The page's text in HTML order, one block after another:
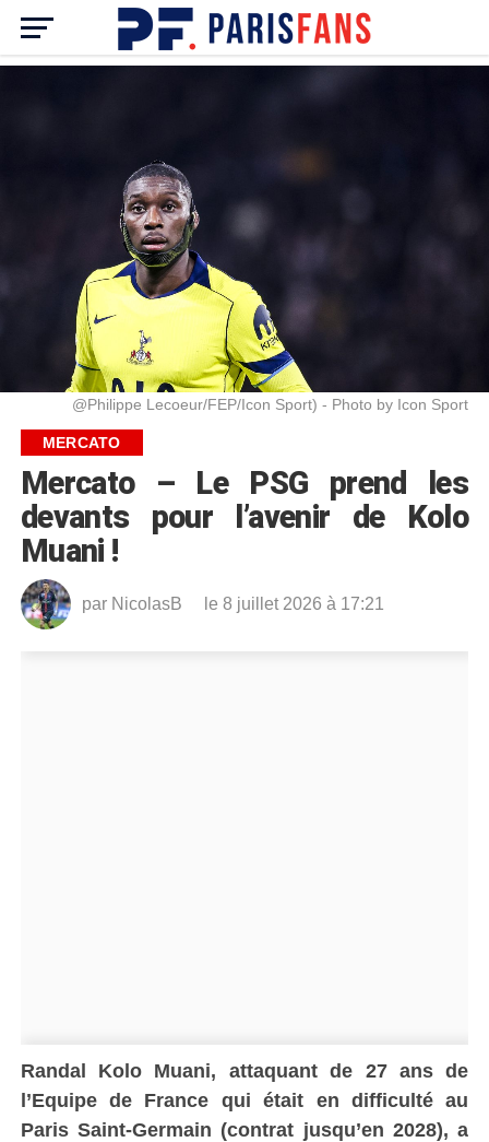
@Philippe Lecoeur/FEP/Icon Sport) - Photo by Icon Sport
MERCATO
Mercato – Le PSG prend les
devants pour l’avenir de Kolo
Muani !
par NicolasB le 8 juillet 2026 à 17:21
Randal Kolo Muani, attaquant de 27 ans de
l’Equipe de France qui était en difficulté au
Paris Saint-Germain (contrat jusqu’en 2028), a